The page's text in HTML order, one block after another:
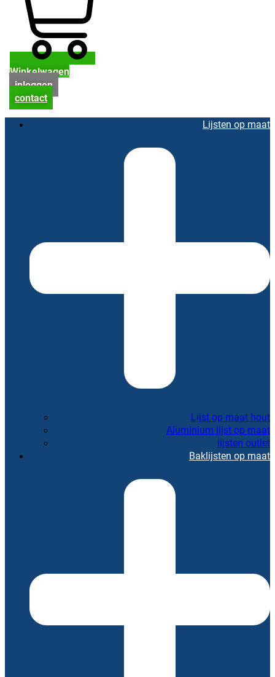
Winkelwagen
inloggen
contact
Lijsten op maat
Lijst op maat hout
Aluminium lijst op maat
lijsten outlet
Baklijsten op maat